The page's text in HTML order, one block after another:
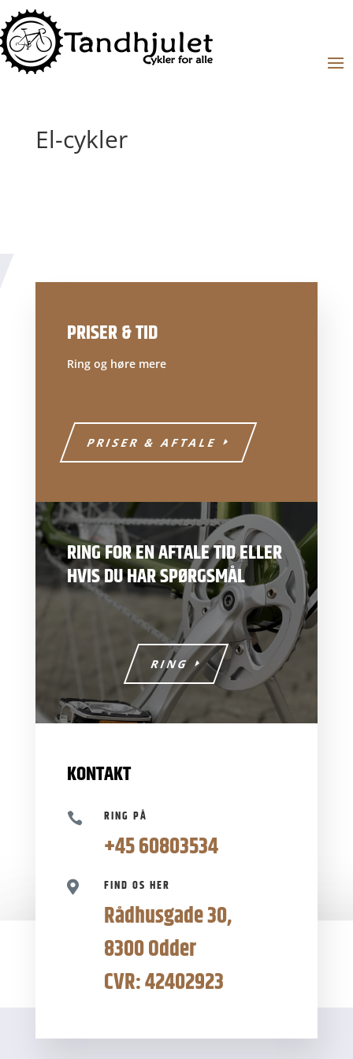
El-cykler
PRISER & TID
Ring og høre mere
PRISER & AFTALE
RING FOR EN AFTALE TID ELLER
HVIS DU HAR SPØRGSMÅL
RING
KONTAKT
 RING PÅ
+45 60803534
 FIND OS HER
Rådhusgade 30,
8300 Odder
CVR: 42402923